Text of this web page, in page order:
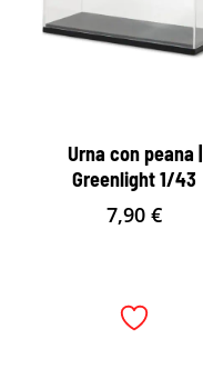
Urna con peana |
Greenlight 1/43
7,90€